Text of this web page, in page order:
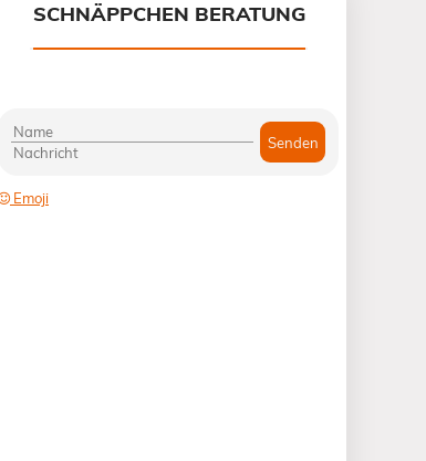
SCHNÄPPCHEN BERATUNG